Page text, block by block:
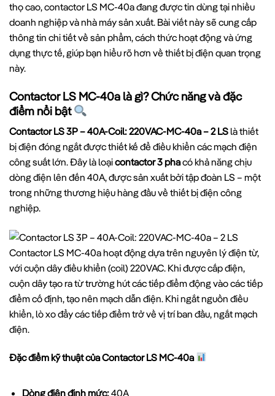
thọ cao, contactor LS MC-40a đang được tin dùng tại nhiều
doanh nghiệp và nhà máy sản xuất. Bài viết này sẽ cung cấp
thông tin chi tiết về sản phẩm, cách thức hoạt động và ứng
dụng thực tế, giúp bạn hiểu rõ hơn về thiết bị điện quan trọng
này.
Contactor LS MC-40a là gì? Chức năng và đặc
điểm nổi bật
Contactor LS 3P – 40A-Coil: 220VAC-MC-40a – 2 LS là thiết
bị điện đóng ngắt được thiết kế để điều khiển các mạch điện
công suất lớn. Đây là loạicontactor 3 phacó khả năng chịu
dòng điện lên đến 40A, được sản xuất bởi tập đoàn LS – một
trong những thương hiệu hàng đầu về thiết bị điện công
nghiệp.
Contactor LS MC-40a hoạt động dựa trên nguyên lý điện từ,
với cuộn dây điều khiển (coil) 220VAC. Khi được cấp điện,
cuộn dây tạo ra từ trường hút các tiếp điểm động vào các tiếp
điểm cố định, tạo nên mạch dẫn điện. Khi ngắt nguồn điều
khiển, lò xo đẩy các tiếp điểm trở về vị trí ban đầu, ngắt mạch
điện.
Đặc điểm kỹ thuật của Contactor LS MC-40a
Dòng điện định mức:40A